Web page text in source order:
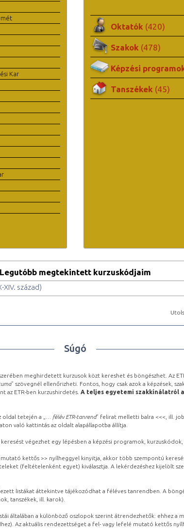
Kar
Oktatók (420)
Szakok (478)
Képzési
Tanszékek (45)
Legutóbb megtekintett kurzuskódjaim
XIV. század)
Súgó
meghirdetett kurzusok közt kereshet és böngészhet. Az
” szövegnél ellenőrizheti. Fontos, hogy csak azok a képzések,
az ETR-ben kurzushirdetés. A teljes egyetemi szakkínálatról a
tetején a „ … félév ETR-tanrend” felirat melletti balra <<<, ill.
való kattintás az oldalt alapállapotba állítja.
végezhet egy lépésben a képzési programok,
kettős >> nyílheggyel kinyitja, akkor több szempontú
(feltételenként egyet) kiválasztja. A lekérdezéshez kijelölt
listákat áttekintve tájékozódhat a féléves tanrendben. A
tanszékek, ill. karok).
általában a különböző oszlopok szerint átrendezhetők: ehhez a
Az aktuális rendezettséget a fel- vagy lefelé mutató kettős